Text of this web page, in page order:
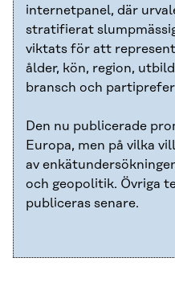
internetpanel, där
stratifierat
viktats för att
ålder, kön, region,
bransch och
Den nu publicerade
Europa, men på vilka
av
och geopolitik. Övriga
publiceras senare.